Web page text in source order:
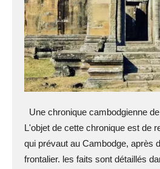
Une chronique cambodgienne
L'objet de cette chronique est de
qui prévaut au Cambodge, après
frontalier. les faits sont détaillés